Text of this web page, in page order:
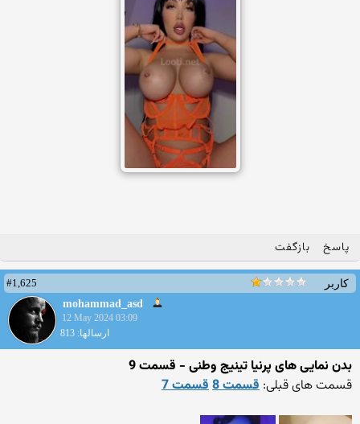
پاسخ بازگفت
کاربر
#1,625
mohammad_asd
12 May 2024 03:09
ارسالها: 813
بدن نمایی های پرنیا تینیج وطنی - قسمت 9
قسمت های قبلی: قسمت 8 قسمت 7